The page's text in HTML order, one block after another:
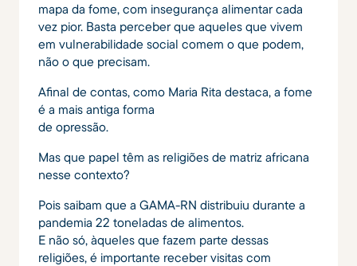
mapa da fome, com insegurança alimentar cada
vez pior. Basta perceber que aqueles que vivem
em vulnerabilidade social comem o que podem,
não o que precisam.
Afinal de contas, como Maria Rita destaca, a fome
é a mais antiga forma
de opressão.
Mas que papel têm as religiões de matriz africana
nesse contexto?
Pois saibam que a GAMA-RN distribuiu durante a
pandemia 22 toneladas de alimentos.
E não só, àqueles que fazem parte dessas
religiões, é importante receber visitas com